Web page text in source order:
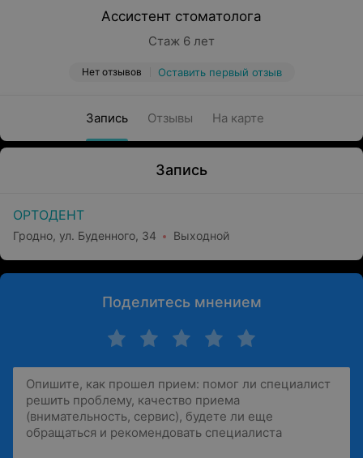
Ассистент стоматолога
Стаж 6 лет
Нет отзывов Оставить первый отзыв
Запись Отзывы На карте
Запись
ОРТОДЕНТ
Гродно, ул. Буденного, 34 Выходной
Поделитесь мнением